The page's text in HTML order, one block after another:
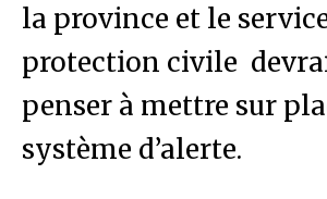
la province et le
protection civile
penser à mettre sur
système d’alerte.